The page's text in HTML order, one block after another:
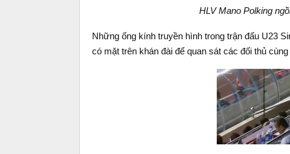
HLV Mano Polking
Những ống kính truyền hình trong trận đấu U23
có mặt trên khán đài để quan sát các đối thủ cùng